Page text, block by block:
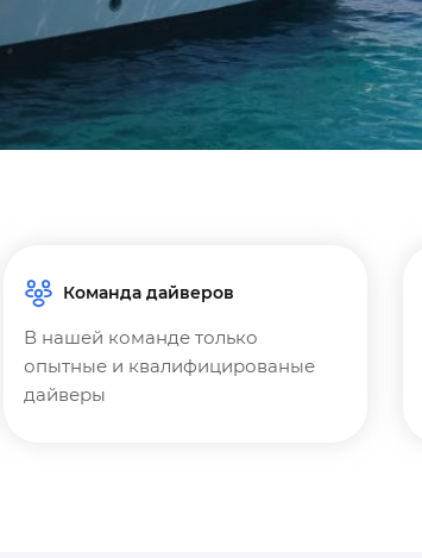
Команда дайверов
В нашей команде только
опытные и квалифицированые
дайверы